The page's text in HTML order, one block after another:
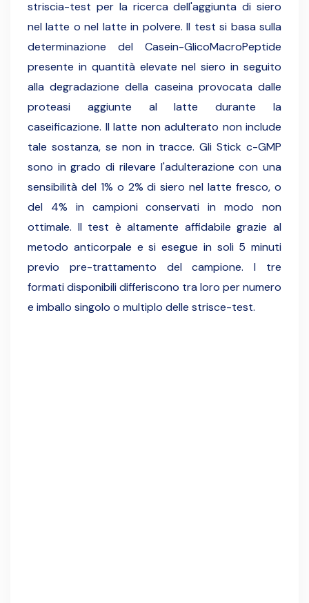
striscia-test per la ricerca dell'aggiunta di siero
nel latte o nel latte in polvere. Il test si basa sulla
determinazione del Casein-GlicoMacroPeptide
presente in quantità elevate nel siero in seguito
alla degradazione della caseina provocata dalle
proteasi aggiunte al latte durante la
caseificazione. Il latte non adulterato non include
tale sostanza, se non in tracce. Gli Stick c-GMP
sono in grado di rilevare l'adulterazione con una
sensibilità del 1% o 2% di siero nel latte fresco, o
del 4% in campioni conservati in modo non
ottimale. Il test è altamente affidabile grazie al
metodo anticorpale e si esegue in soli 5 minuti
previo pre-trattamento del campione. I tre
formati disponibili differiscono tra loro per numero
e imballo singolo o multiplo delle strisce-test.